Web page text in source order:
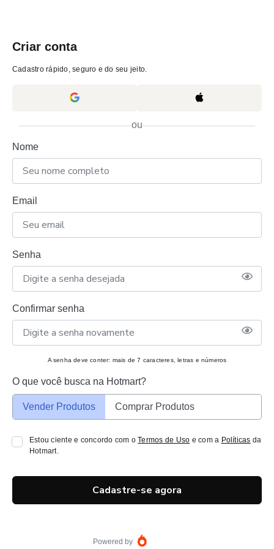
Criar conta
Cadastro rápido, seguro e do seu jeito.
ou
Nome
Email
Senha
Confirmar senha
A senha deve conter: mais de 7 caracteres, letras e números
O que você busca na Hotmart?
Vender Produtos Comprar Produtos
Estou ciente e concordo com oTermos de Uso e com a Políticas da
Hotmart.
Cadastre-se agora
Powered by